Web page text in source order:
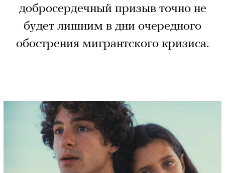
добросердечный призыв точно не
будет лишним в дни очередного
обострения мигрантского кризиса.